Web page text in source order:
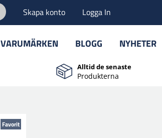
Skapa konto Logga In
VARUMÄRKEN BLOGG NYHETER
Alltid de senaste
Produkterna
Favorit